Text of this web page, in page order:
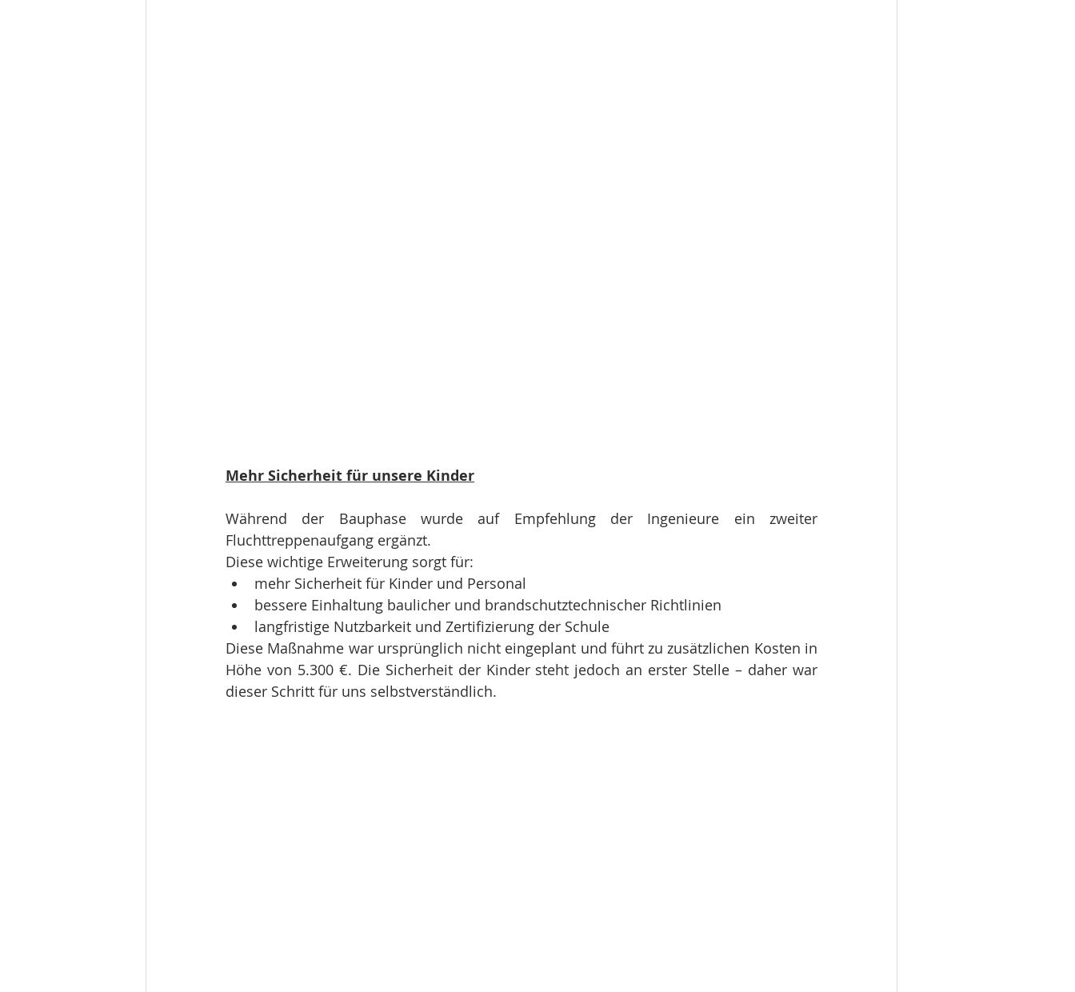
Mehr Sicherheit für unsere Kinder
Während der Bauphase wurde auf Empfehlung der Ingenieure ein zweiter
Fluchttreppenaufgang ergänzt.
Diese wichtige Erweiterung sorgt für:
mehr Sicherheit für Kinder und Personal
bessere Einhaltung baulicher und brandschutztechnischer Richtlinien
langfristige Nutzbarkeit und Zertifizierung der Schule
Diese Maßnahme war ursprünglich nicht eingeplant und führt zu zusätzlichen Kosten in
Höhe von 5.300 €. Die Sicherheit der Kinder steht jedoch an erster Stelle – daher war
dieser Schritt für uns selbstverständlich.